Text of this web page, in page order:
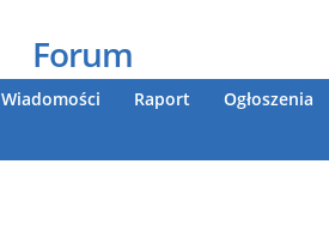
Forum
Wiadomości Raport Ogłoszenia